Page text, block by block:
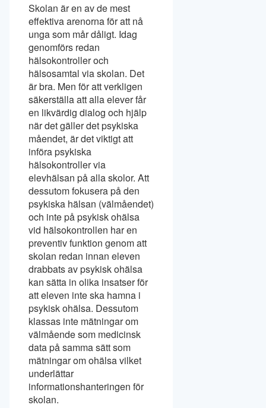
Skolan är en av de mest
effektiva arenorna för att nå
unga som mår dåligt. Idag
genomförs redan
hälsokontroller och
hälsosamtal via skolan. Det
är bra. Men för att verkligen
säkerställa att alla elever får
en likvärdig dialog och hjälp
när det gäller det psykiska
måendet, är det viktigt att
införa psykiska
hälsokontroller via
elevhälsan på alla skolor. Att
dessutom fokusera på den
psykiska hälsan (välmåendet)
och inte på psykisk ohälsa
vid hälsokontrollen har en
preventiv funktion genom att
skolan redan innan eleven
drabbats av psykisk ohälsa
kan sätta in olika insatser för
att eleven inte ska hamna i
psykisk ohälsa. Dessutom
klassas inte mätningar om
välmående som medicinsk
data på samma sätt som
mätningar om ohälsa vilket
underlättar
informationshanteringen för
skolan.